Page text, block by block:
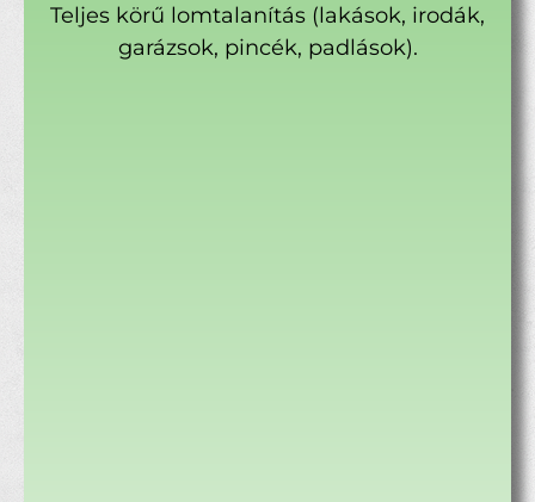
Teljes körű lomtalanítás (lakások, irodák,
garázsok, pincék, padlások).